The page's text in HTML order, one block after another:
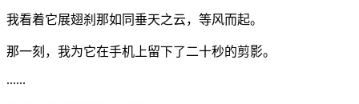
我看着它展翅刹那如同垂天之云，等风而起。
那一刻，我为它在手机上留下了二十秒的剪影。
......